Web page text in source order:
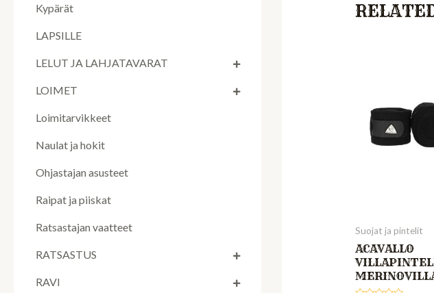
Kypärät
LAPSILLE
LELUT JA LAHJATAVARAT
LOIMET
Loimitarvikkeet
Naulat ja hokit
Ohjastajan asusteet
Raipat ja piiskat
Ratsastajan vaatteet
RATSASTUS
RAVI
Suojat ja pintelit
ACAVALLO